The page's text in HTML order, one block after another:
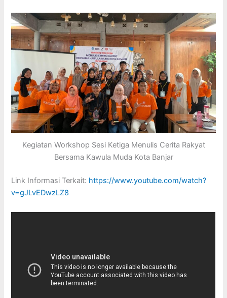
Kegiatan Workshop Sesi Ketiga Menulis Cerita Rakyat
Bersama Kawula Muda Kota Banjar
Link Informasi Terkait: https://www.youtube.com/watch?
v=gJLvEDwzLZ8